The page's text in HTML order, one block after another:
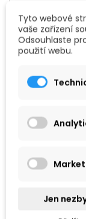
Tyto webové
vaše zařízení
Odsouhlaste
použití webu.
Jen